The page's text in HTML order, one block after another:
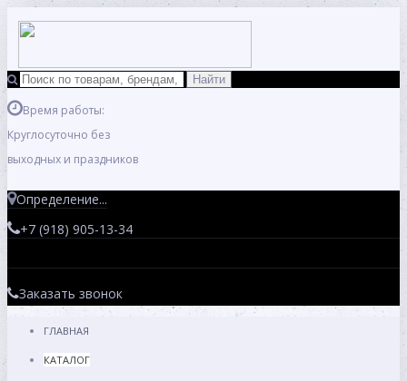
Время работы:
Круглосуточно без
выходных и праздников
Определение...
+7 (918) 905-13-34
Заказать звонок
ГЛАВНАЯ
КАТАЛОГ